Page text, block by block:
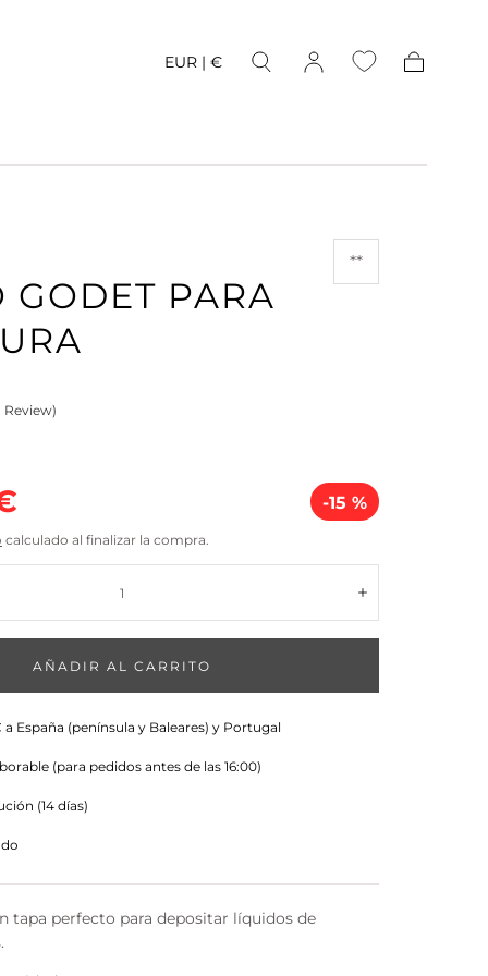
EUR | €
GODET PARA
**
Review)
-15 %
calculado al finalizar la compra.
Aumentar
AÑADIR AL CARRITO
España (península y Baleares) y Portugal
(para pedidos antes de las 16:00)
(14 días)
tapa perfecto para depositar líquidos de